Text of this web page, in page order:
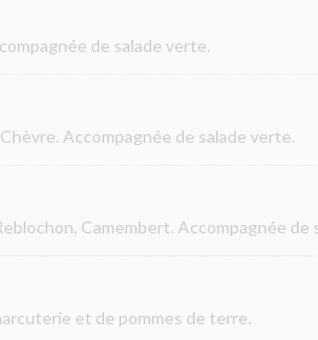
de salade verte.
Accompagnée de salade verte.
Camembert. Accompagnée de
et de pommes de terre.